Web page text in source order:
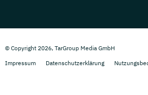
© Copyright 2026, TarGroup Media GmbH
Impressum
Datenschutzerklärung